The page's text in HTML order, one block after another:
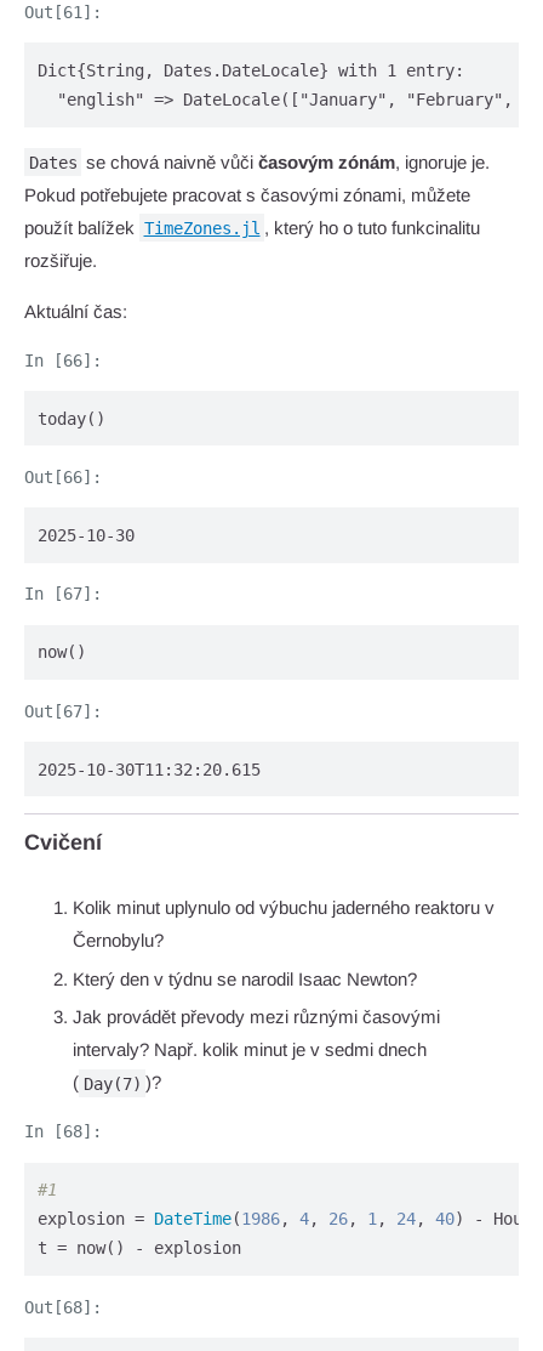
Dict{String, Dates.DateLocale} with 1 entry:
"english" => DateLocale(["January", "February",
Dates se chová naivně vůči časovým zónám, ignoruje je.
Pokud potřebujete pracovat s časovými zónami, můžete
použít balížek TimeZones.jl , který ho o tuto funkcinalitu
rozšiřuje.
Aktuální čas:
today()
2025-10-30
now()
2025-10-30T11:32:20.615
Cvičení
Kolik minut uplynulo od výbuchu jaderného reaktoru v
Černobylu?
Který den v týdnu se narodil Isaac Newton?
Jak provádět převody mezi různými časovými
intervaly? Např. kolik minut je v sedmi dnech
( Day(7) )?
#1
explosion = DateTime(1986, 4, 26, 1, 24, 40) - Hour(
t = now() - explosion